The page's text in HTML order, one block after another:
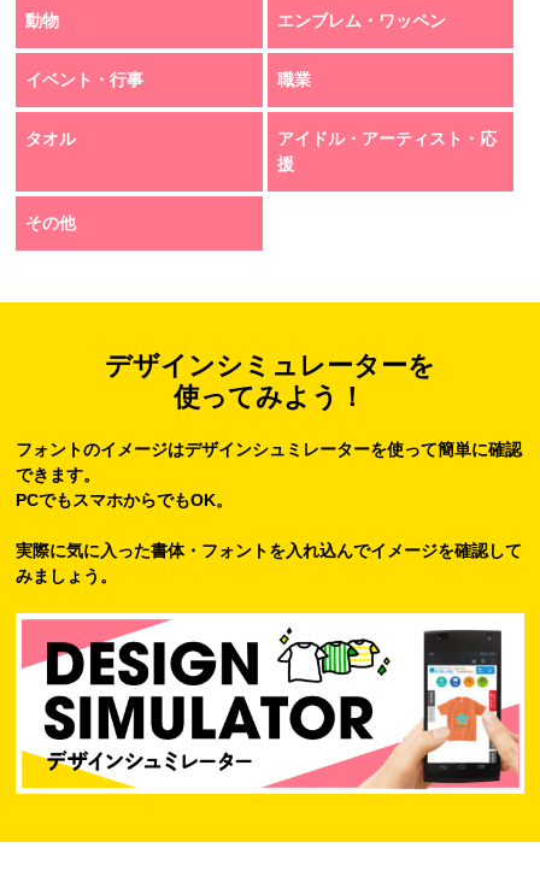
動物 エンブレム・ワッペン
イベント・行事 職業
タオル
アイドル・アーティスト・応
援
その他
デザインシミュレーターを
使ってみよう！
フォントのイメージはデザインシュミレーターを使って簡単に確認
できます。
PCでもスマホからでもOK。
実際に気に入った書体・フォントを入れ込んでイメージを確認して
みましょう。